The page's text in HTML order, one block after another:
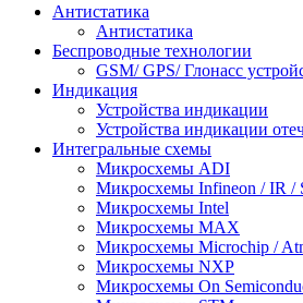
Антистатика
Антистатика
Беспроводные технологии
GSM/ GPS/ Глонасс
Индикация
Устройства индикации
Устройства индикации
Интегральные схемы
Микросхемы ADI
Микросхемы Infineon / IR /
Микросхемы Intel
Микросхемы MAX
Микросхемы Microchip /
Микросхемы NXP
Микросхемы On